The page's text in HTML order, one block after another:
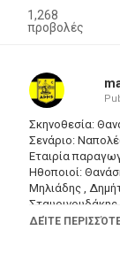
1,268
προβολές
Σκηνοθεσία:
Σενάριο:
Εταιρία
Ηθοποιοί:
Μηλιάδης ,
Σταυρινουδάκης
Αλέξης Γκόλφης
ΔΕΊΤΕ